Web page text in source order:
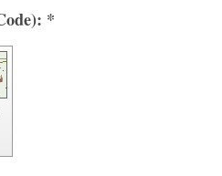
Captcha (Spam-Schutz-Code): *